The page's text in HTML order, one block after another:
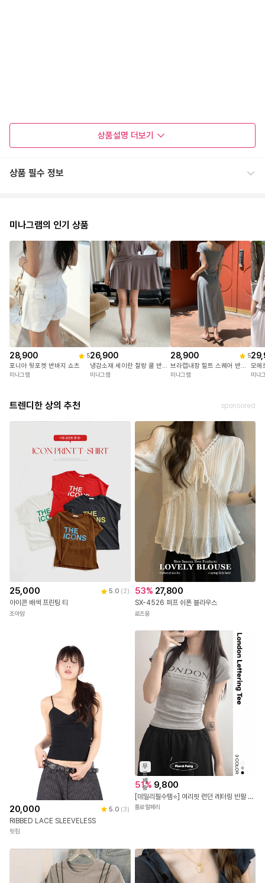
상품설명 더보기
상품 필수 정보
미나그램의 인기 상품
28,900 5
포니아 뒷포켓 반바지 쇼츠
미나그램
26,900
냉감소재 세이란 찰랑 쿨 반팔+반바지세트
미나그램
28,900 5
브라캡내장 힐트 스퀘어 반팔캡원피스
미나그램 미나
트렌디한 상의 추천 sponsored
25,000 5.0 (2)
아이콘 배색 프린팅 티
조아맘
53% 27,800
SX-4526 퍼프 쉬폰 블라우스
로즈몽
20,000 5.0 (3)
RIBBED LACE SLEEVELESS
릿킴
무
료
배
송
51% 9,800
[데일리필수템⭐] 여리핏 런던 레터링 반팔 티셔츠 - 3color 국내제작 봄 여름 가을 데이트 꾸안꾸 캐주얼 유니크 힙 학생 대학생 캠퍼스 여행 수학여행 직장인
플로럴페리